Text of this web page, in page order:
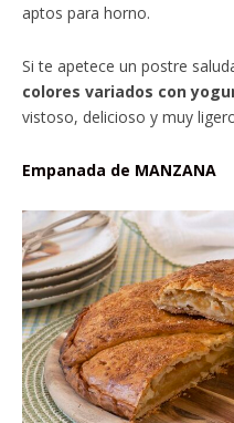
aptos para horno.
Si te apetece un postre
colores variados con
vistoso, delicioso y muy
Empanada de MANZANA